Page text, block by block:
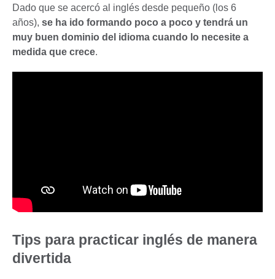
Dado que se acercó al inglés desde pequeño (los 6
años), se ha ido formando poco a poco y tendrá un
muy buen dominio del idioma cuando lo necesite a
medida que crece.
Tips para practicar inglés de manera
divertida